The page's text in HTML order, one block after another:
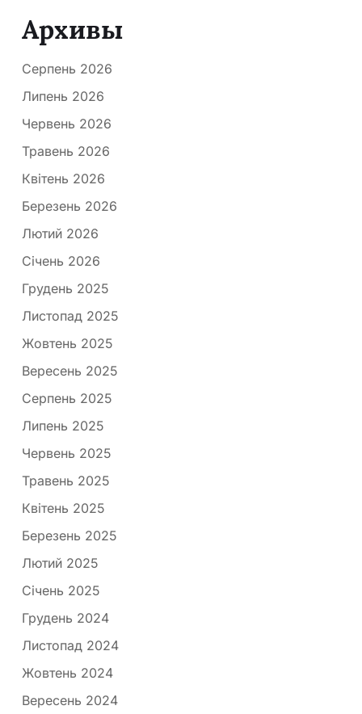
Архивы
Серпень 2026
Липень 2026
Червень 2026
Травень 2026
Квітень 2026
Березень 2026
Лютий 2026
Січень 2026
Грудень 2025
Листопад 2025
Жовтень 2025
Вересень 2025
Серпень 2025
Липень 2025
Червень 2025
Травень 2025
Квітень 2025
Березень 2025
Лютий 2025
Січень 2025
Грудень 2024
Листопад 2024
Жовтень 2024
Вересень 2024